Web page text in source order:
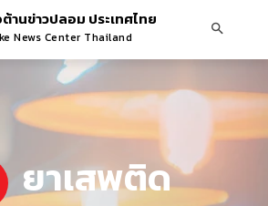
านข่าวปลอม ประเทศไทย
News Center Thailand
ยาเสพติด